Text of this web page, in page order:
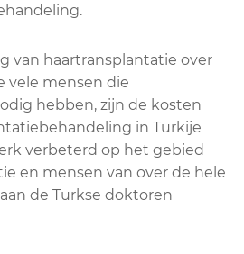
van haartransplantatie over
vele mensen die
hebben, zijn de kosten
in Turkije
verbeterd op het gebied
en mensen van over de hele
de Turkse doktoren